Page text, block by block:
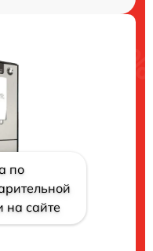
по
на сайте